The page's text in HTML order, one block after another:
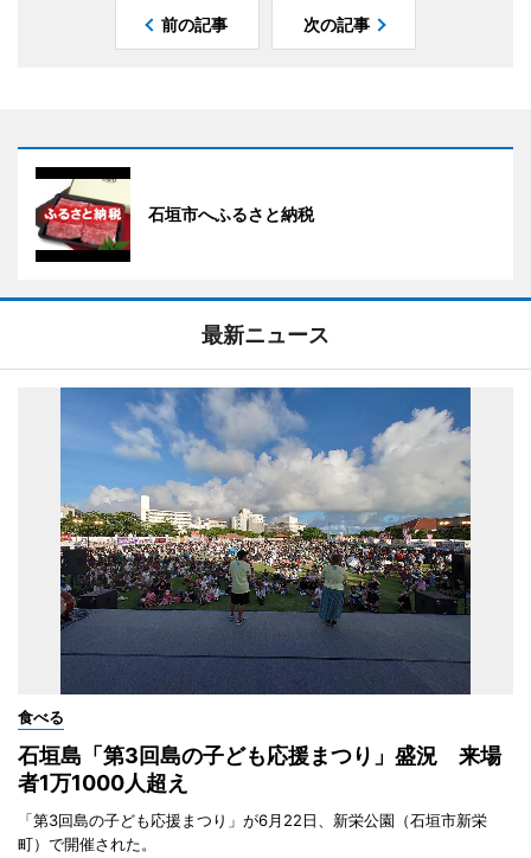
前の記事 次の記事
石垣市へふるさと納税
最新ニュース
食べる
石垣島「第3回島の子ども応援まつり」盛況 来場
者1万1000人超え
「第3回島の子ども応援まつり」が6月22日、新栄公園（石垣市新栄
町）で開催された。